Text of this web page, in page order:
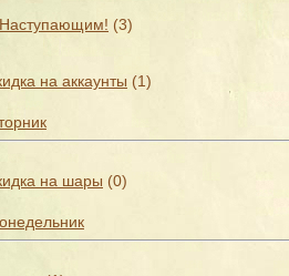
(3)
на аккаунты (1)
на шары (0)